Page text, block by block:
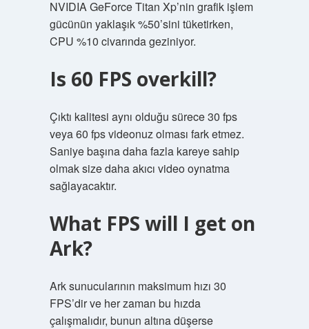
NVIDIA GeForce Titan Xp’nin grafik işlem
gücünün yaklaşık %50’sini tüketirken,
CPU %10 civarında geziniyor.
Is 60 FPS overkill?
Çıktı kalitesi aynı olduğu sürece 30 fps
veya 60 fps videonuz olması fark etmez.
Saniye başına daha fazla kareye sahip
olmak size daha akıcı video oynatma
sağlayacaktır.
What FPS will I get on
Ark?
Ark sunucularının maksimum hızı 30
FPS’dir ve her zaman bu hızda
çalışmalıdır, bunun altına düşerse